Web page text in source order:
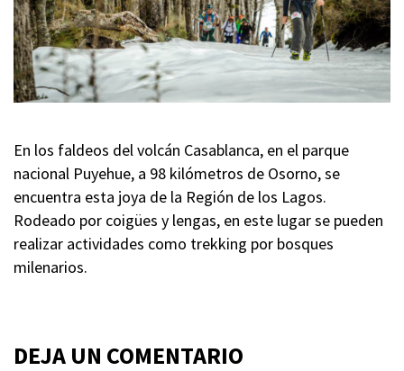
En los faldeos del volcán Casablanca, en el parque
nacional Puyehue, a 98 kilómetros de Osorno, se
encuentra esta joya de la Región de los Lagos.
Rodeado por coigües y lengas, en este lugar se pueden
realizar actividades como trekking por bosques
milenarios.
DEJA UN COMENTARIO